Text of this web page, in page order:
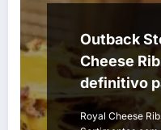
Outback
Cheese
definitivo
Royal Cheese